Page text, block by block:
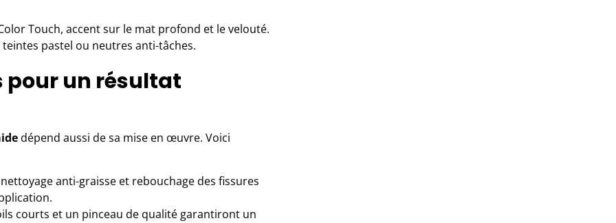
Touch, accent sur le mat profond et le velouté.
pastel ou neutres anti-tâches.
pour un résultat
dépend aussi de sa mise en œuvre. Voici
anti-graisse et rebouchage des fissures
courts et un pinceau de qualité garantiront un